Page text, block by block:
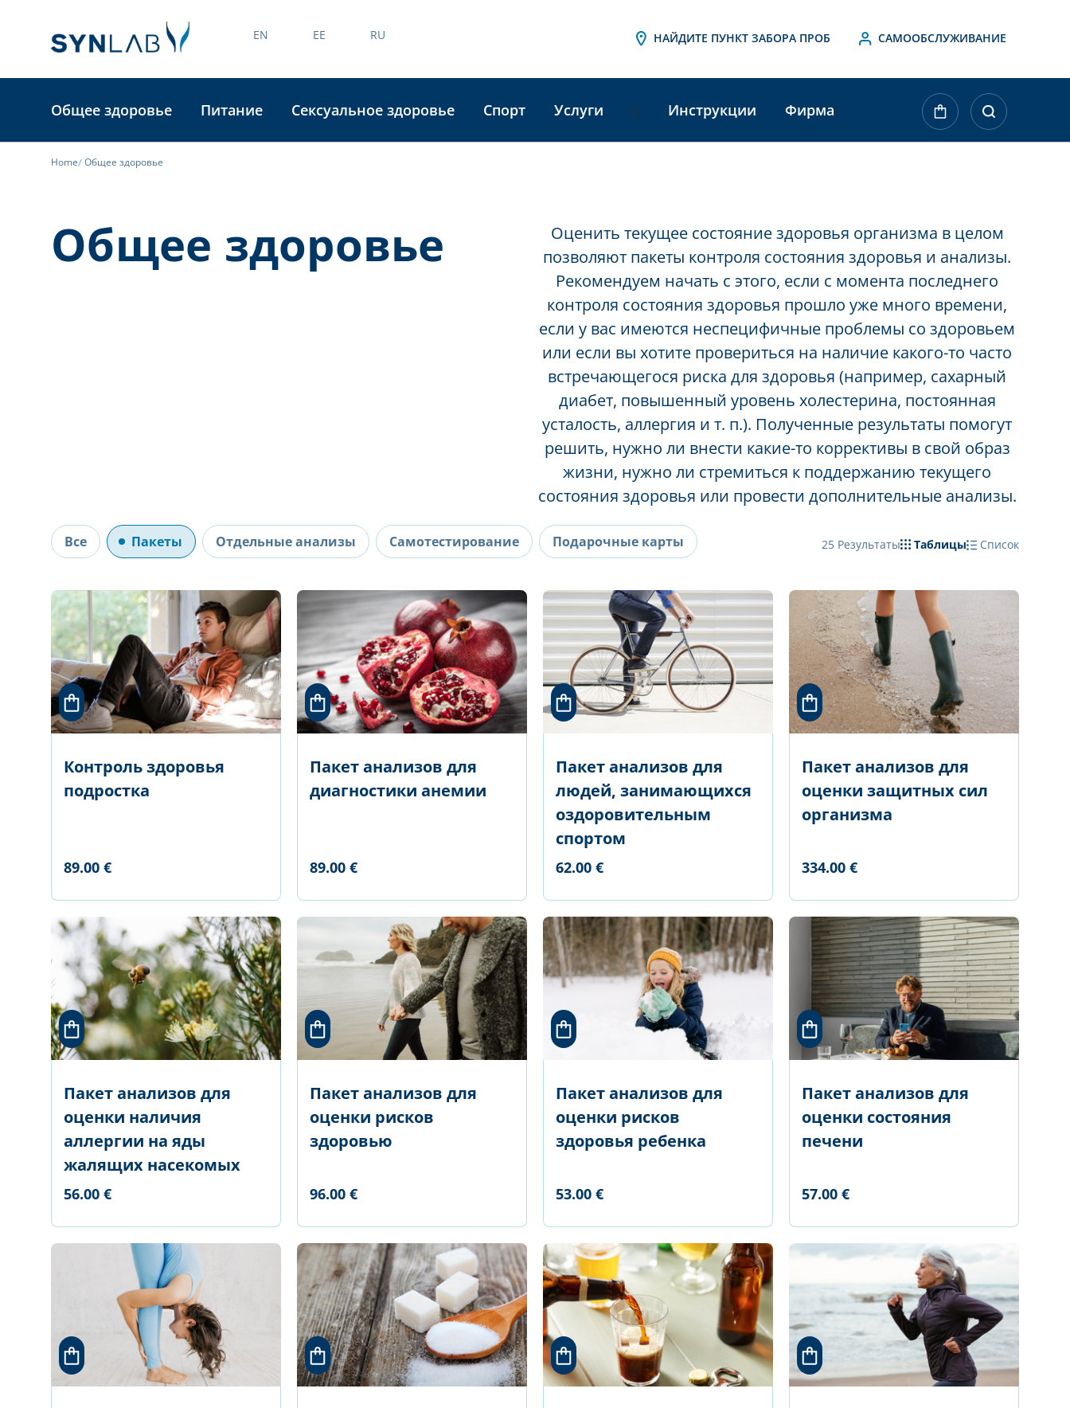
EN EE RU НАЙДИТЕ ПУНКТ ЗАБОРА ПРОБ САМООБСЛУЖИВАНИЕ
Общее здоровье Питание Сексуальное здоровье Спорт Услуги | Инструкции Фирма
Home Общее здоровье
Общее здоровье
Оценить текущее состояние здоровья организма в целом
позволяют пакеты контроля состояния здоровья и анализы.
Рекомендуем начать с этого, если с момента последнего
контроля состояния здоровья прошло уже много времени,
если у вас имеются неспецифичные проблемы со здоровьем
или если вы хотите провериться на наличие какого-то часто
встречающегося риска для здоровья (например, сахарный
диабет, повышенный уровень холестерина, постоянная
усталость, аллергия и т. п.). Полученные результаты помогут
решить, нужно ли внести какие-то коррективы в свой образ
жизни, нужно ли стремиться к поддержанию текущего
состояния здоровья или провести дополнительные анализы.
Все Пакеты Отдельные анализы Самотестирование Подарочные карты 25 Результаты Таблицы Список
Контроль здоровья
подростка
89.00 €
Пакет анализов для
диагностики анемии
89.00 €
Пакет анализов для
людей, занимающихся
оздоровительным
спортом
62.00 €
Пакет анализов для
оценки защитных сил
организма
334.00 €
Пакет анализов для
оценки наличия
аллергии на яды
жалящих насекомых
56.00 €
Пакет анализов для
оценки рисков
здоровью
96.00 €
Пакет анализов для
оценки рисков
здоровья ребенка
53.00 €
Пакет анализов для
оценки состояния
печени
57.00 €